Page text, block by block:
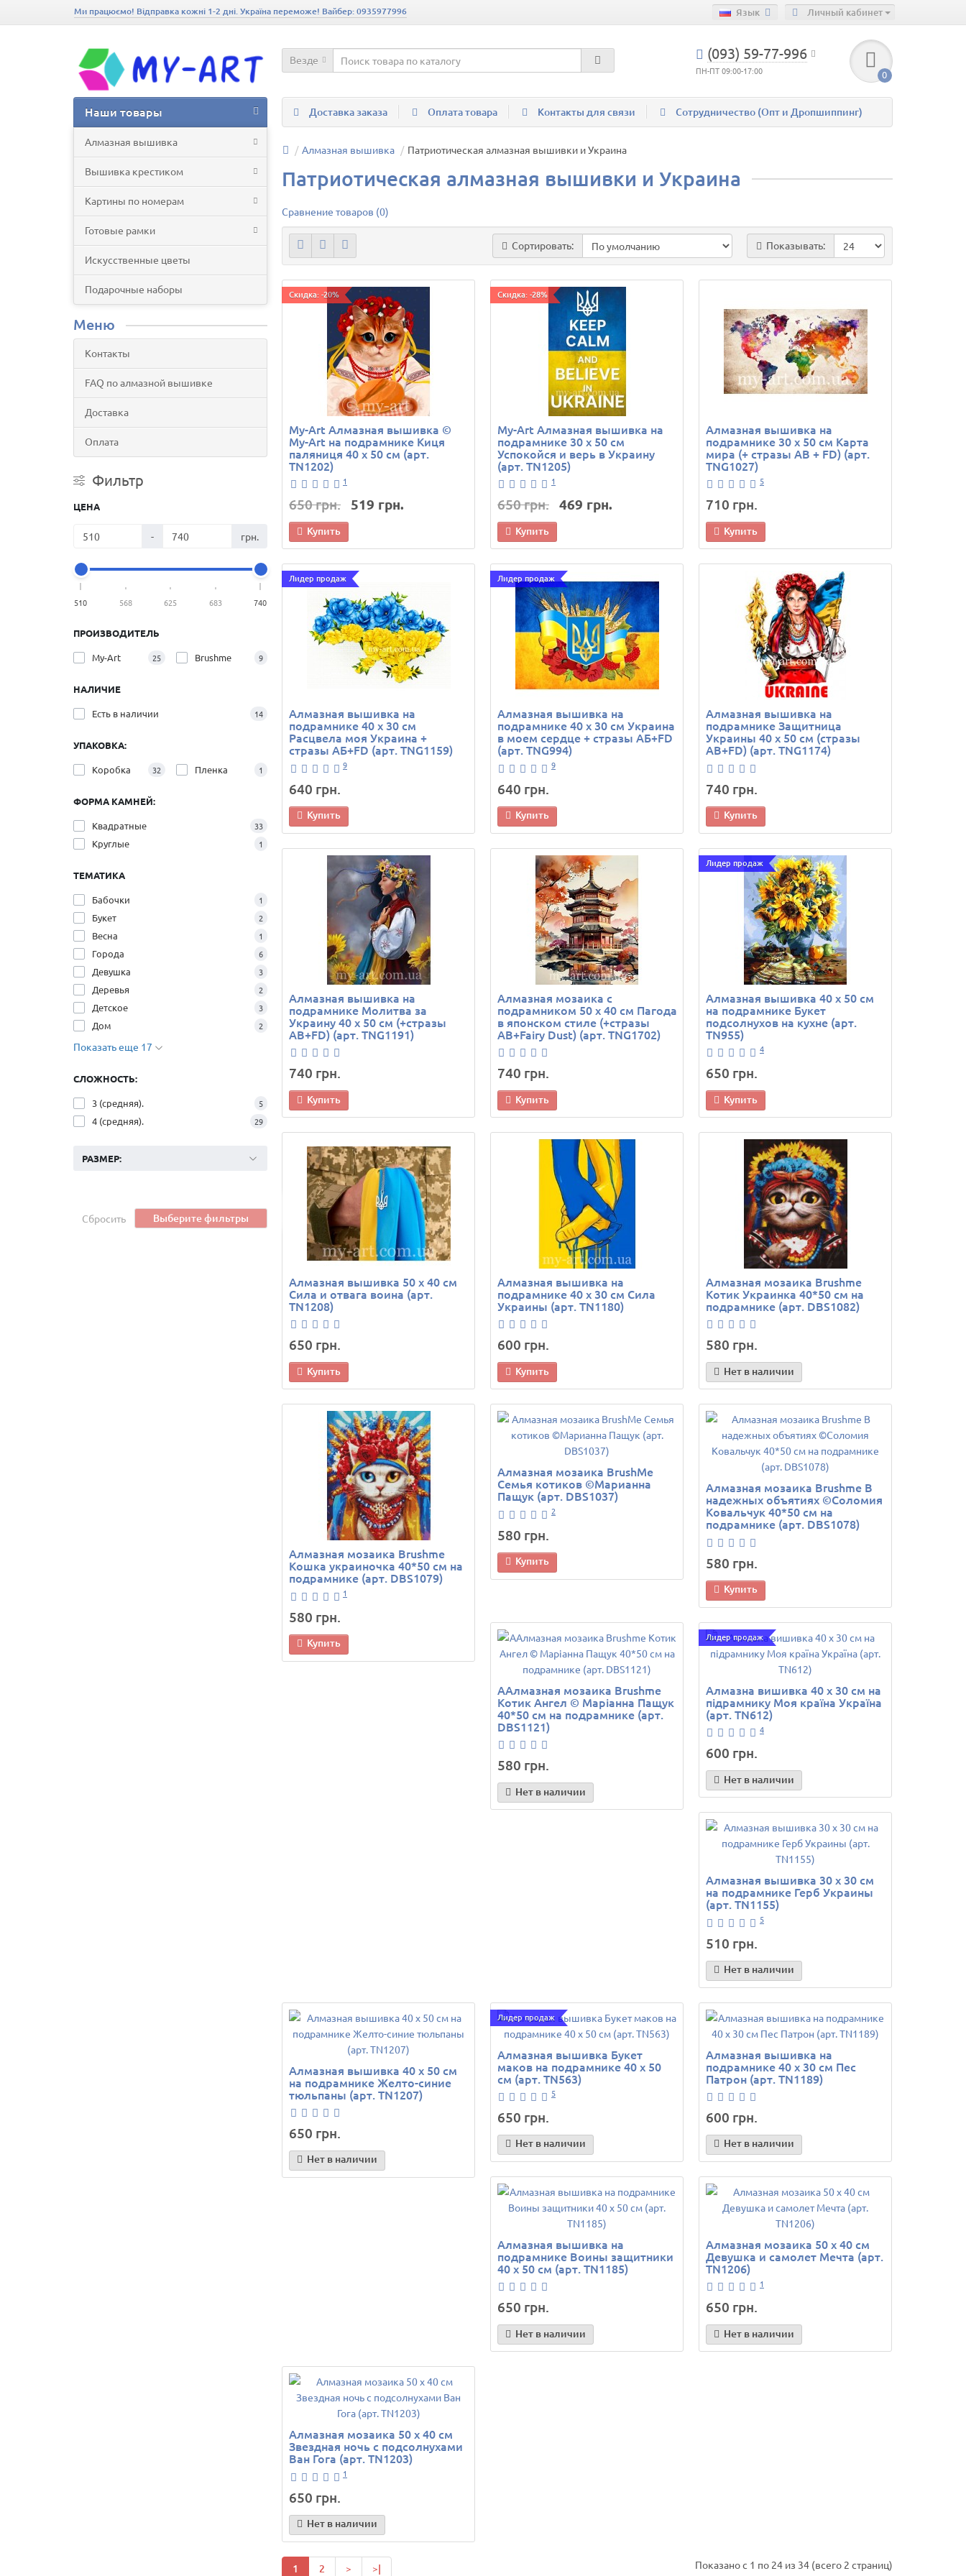
Личный кабинет
Язык
Ми працюємо! Відправка кожні 1-2 дні. Україна переможе! Вайбер: 0935977996
(093) 59-77-996
ПН-ПТ 09:00-17:00 0
Везде
Доставка заказа Оплата товара Контакты для связи Сотрудничество (Опт и Дропшиппинг)
Наши товары
Алмазная вышивка
Вышивка крестиком
Картины по номерам
Готовые рамки
Искусственные цветы
Подарочные наборы
Алмазная вышивка Патриотическая алмазная вышивки и Украина
Меню
Контакты
FAQ по алмазной вышивке
Доставка
Оплата
Фильтр
ЦЕНА
- грн.
510 568 625 683 740
ПРОИЗВОДИТЕЛЬ
My-Art
25 Brushme 9
НАЛИЧИЕ
Есть в наличии
14
УПАКОВКА:
Коробка
32 Пленка 1
ФОРМА КАМНЕЙ:
Квадратные
33
Круглые 1
ТЕМАТИКА
Бабочки
1
Букет 2
Весна 1
Города 6
Девушка 3
Деревья 2
Детское 3
Дом 2
Показать еще 17
СЛОЖНОСТЬ:
3 (средняя).
5
4 (средняя). 29
РАЗМЕР:
Сбросить Выберите фильтры
Патриотическая алмазная вышивки и Украина
Сравнение товаров (0)
Сортировать: Показывать:
Скидка: -20%
My-Art Алмазная вышивка ©
My-Art на подрамнике Киця
паляниця 40 х 50 см (арт.
TN1202)
1
650 грн. 519 грн.
Купить
Скидка: -28%
My-Art Алмазная вышивка на
подрамнике 30 х 50 см
Успокойся и верь в Украину
(арт. TN1205)
1
650 грн. 469 грн.
Купить
Алмазная вышивка на
подрамнике 30 х 50 см Карта
мира (+ стразы AB + FD) (арт.
TNG1027)
5
710 грн.
Купить
Лидер продаж
Алмазная вышивка на
подрамнике 40 х 30 см
Расцвела моя Украина +
стразы АБ+FD (арт. TNG1159)
9
640 грн.
Купить
Лидер продаж
Алмазная вышивка на
подрамнике 40 х 30 см Украина
в моем сердце + стразы АБ+FD
(арт. TNG994)
9
640 грн.
Купить
Алмазная вышивка на
подрамнике Защитница
Украины 40 х 50 см (стразы
AB+FD) (арт. TNG1174)
740 грн.
Купить
Алмазная вышивка на
подрамнике Молитва за
Украину 40 х 50 см (+стразы
AB+FD) (арт. TNG1191)
740 грн.
Купить
Алмазная мозаика с
подрамником 50 х 40 см Пагода
в японском стиле (+стразы
AB+Fairy Dust) (арт. TNG1702)
740 грн.
Купить
Лидер продаж
Алмазная вышивка 40 х 50 см
на подрамнике Букет
подсолнухов на кухне (арт.
TN955)
4
650 грн.
Купить
Алмазная вышивка 50 х 40 см
Сила и отвага воина (арт.
TN1208)
650 грн.
Купить
Алмазная вышивка на
подрамнике 40 х 30 см Сила
Украины (арт. TN1180)
600 грн.
Купить
Алмазная мозаика Brushme
Котик Украинка 40*50 см на
подрамнике (арт. DBS1082)
580 грн.
Нет в наличии
Алмазная мозаика Brushme
Кошка украиночка 40*50 см на
подрамнике (арт. DBS1079)
1
580 грн.
Купить
Алмазная мозаика BrushMe
Семья котиков ©Марианна
Пащук (арт. DBS1037)
2
580 грн.
Купить
Алмазная мозаика Brushme В
надежных объятиях ©Соломия
Ковальчук 40*50 см на
подрамнике (арт. DBS1078)
580 грн.
Купить
ААлмазная мозаика Brushme
Котик Ангел © Маріанна Пащук
40*50 см на подрамнике (арт.
DBS1121)
580 грн.
Нет в наличии
Лидер продаж
Алмазна вишивка 40 х 30 см на
підрамнику Моя країна Україна
(арт. TN612)
4
600 грн.
Нет в наличии
Алмазная вышивка 30 х 30 см
на подрамнике Герб Украины
(арт. TN1155)
5
510 грн.
Нет в наличии
Алмазная вышивка 40 х 50 см
на подрамнике Желто-синие
тюльпаны (арт. TN1207)
650 грн.
Нет в наличии
Лидер продаж
Алмазная вышивка Букет
маков на подрамнике 40 х 50
см (арт. TN563)
5
650 грн.
Нет в наличии
Алмазная вышивка на
подрамнике 40 х 30 см Пес
Патрон (арт. TN1189)
600 грн.
Нет в наличии
Алмазная вышивка на
подрамнике Воины защитники
40 х 50 см (арт. TN1185)
650 грн.
Нет в наличии
Алмазная мозаика 50 х 40 см
Девушка и самолет Мечта (арт.
TN1206)
1
650 грн.
Нет в наличии
Алмазная мозаика 50 х 40 см
Звездная ночь с подсолнухами
Ван Гога (арт. TN1203)
1
650 грн.
Нет в наличии
1 2 > >| Показано с 1 по 24 из 34 (всего 2 страниц)